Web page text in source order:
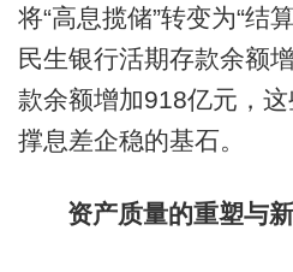
将“高息揽储”转变为“结
民生银行活期存款余额
款余额增加918亿元，
撑息差企稳的基石。
资产质量的重塑与